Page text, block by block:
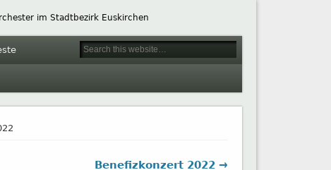
im Stadtbezirk Euskirchen
Benefizkonzert 2022 →